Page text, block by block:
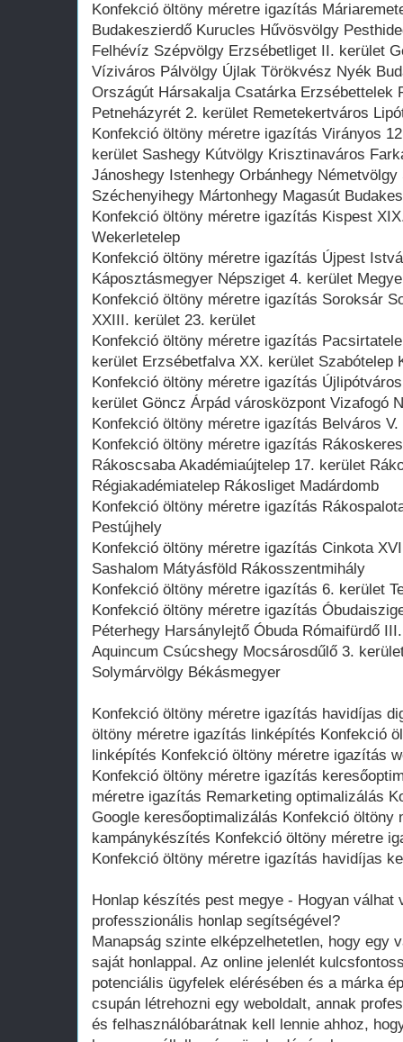
Konfekció öltöny méretre igazítás
Budakeszierdő Kurucles Hűvösvölgy
Felhévíz Szépvölgy Erzsébetliget II. kerület
Víziváros Pálvölgy Újlak Törökvész Nyék
Országút Hársakalja Csatárka Erzsébettelek
Petneházyrét 2. kerület Remetekertváros
Konfekció öltöny méretre igazítás Virányos
kerület Sashegy Kútvölgy Krisztinaváros
Jánoshegy Istenhegy Orbánhegy
Széchenyihegy Mártonhegy Magasút
Konfekció öltöny méretre igazítás Kispest
Wekerletelep
Konfekció öltöny méretre igazítás Újpest
Káposztásmegyer Népsziget 4. kerület
Konfekció öltöny méretre igazítás Soroksár
XXIII. kerület 23. kerület
Konfekció öltöny méretre igazítás
kerület Erzsébetfalva XX. kerület Szabótelep
Konfekció öltöny méretre igazítás
kerület Göncz Árpád városközpont Vizafogó
Konfekció öltöny méretre igazítás Belváros
Konfekció öltöny méretre igazítás
Rákoscsaba Akadémiaújtelep 17. kerület
Régiakadémiatelep Rákosliget Madárdomb
Konfekció öltöny méretre igazítás
Pestújhely
Konfekció öltöny méretre igazítás Cinkota
Sashalom Mátyásföld Rákosszentmihály
Konfekció öltöny méretre igazítás 6. kerület
Konfekció öltöny méretre igazítás
Péterhegy Harsánylejtő Óbuda Rómaifürdő
Aquincum Csúcshegy Mocsárosdűlő 3.
Solymárvölgy Békásmegyer
Konfekció öltöny méretre igazítás havidíjas
öltöny méretre igazítás linképítés Konfekció
linképítés Konfekció öltöny méretre igazítás
Konfekció öltöny méretre igazítás
méretre igazítás Remarketing optimalizálás
Google keresőoptimalizálás Konfekció öltöny
kampánykészítés Konfekció öltöny méretre
Konfekció öltöny méretre igazítás havidíjas
Honlap készítés pest megye - Hogyan válhat
professzionális honlap segítségével?
Manapság szinte elképzelhetetlen, hogy egy
saját honlappal. Az online jelenlét
potenciális ügyfelek elérésében és a márka
csupán létrehozni egy weboldalt, annak
és felhasználóbarátnak kell lennie ahhoz,